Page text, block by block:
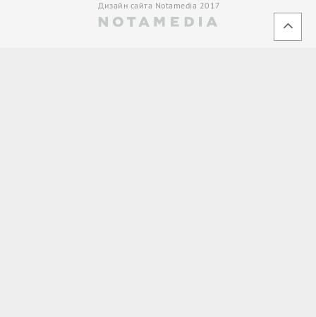
Дизайн сайта Notamedia 2017